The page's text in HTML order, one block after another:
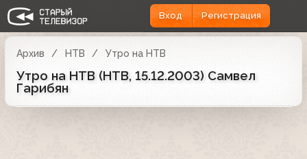
Вход Регистрация
Архив НТВ Утро на НТВ
Утро на НТВ (НТВ, 15.12.2003) Самвел
Гарибян